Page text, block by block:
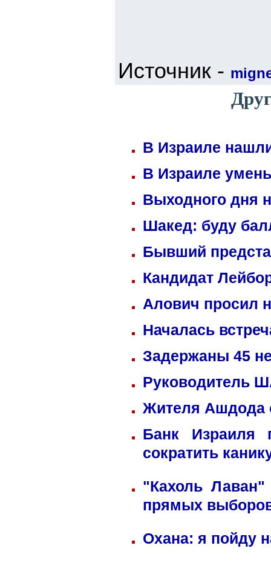
Источник -
В Израиле
В Израиле
Выходного дня
Шакед: буду
Бывший
Кандидат
Алович просил
Началась
Задержаны 45
Руководитель
Жителя Ашдода
Банк Израиля
сократить
"Кахоль
прямых
Охана: я пойду